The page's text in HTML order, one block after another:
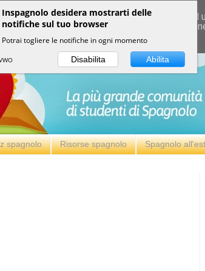
spagnolo Risorse spagnolo Spagnolo
and to analyze traffic. Your IP address and
metrics to ensure quality of service,
Inspagnolo desidera mostrarti delle
notifiche sul tuo browser
Potrai togliere le notifiche in ogni momento
Disabilita Abilita